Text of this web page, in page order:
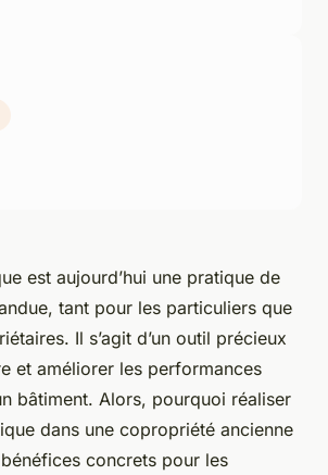
est aujourd’hui une pratique de
tant pour les particuliers que
Il s’agit d’un outil précieux
et améliorer les performances
bâtiment. Alors, pourquoi réaliser
dans une copropriété ancienne
concrets pour les